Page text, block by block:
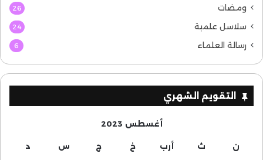
ومضات 26
سلاسل علمية 24
رسالة العلماء 6
التقويم الشهري
أغسطس 2023
ن ث أرب خ ج س د